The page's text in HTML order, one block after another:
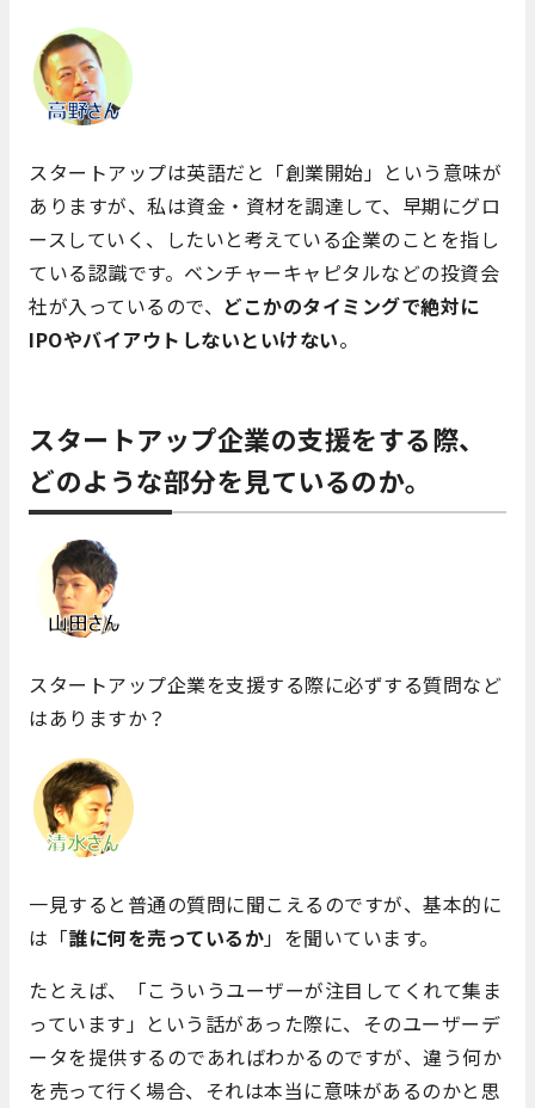
スタートアップは英語だと「創業開始」という意味が
ありますが、私は資金・資材を調達して、早期にグロ
ースしていく、したいと考えている企業のことを指し
ている認識です。ベンチャーキャピタルなどの投資会
社が入っているので、 どこかのタイミングで絶対に
IPOやバイアウトしないといけない。
スタートアップ企業の支援をする際、
どのような部分を見ているのか。
スタートアップ企業を支援する際に必ずする質問など
はありますか？
一見すると普通の質問に聞こえるのですが、基本的に
は「誰に何を売っているか」を聞いています。
たとえば、「こういうユーザーが注目してくれて集ま
っています」という話があった際に、そのユーザーデ
ータを提供するのであればわかるのですが、違う何か
を売って行く場合、それは本当に意味があるのかと思